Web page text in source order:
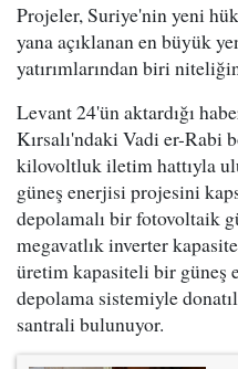
Projeler, Suriye'nin yeni
yana açıklanan en büyük
yatırımlarından biri
Levant 24'ün aktardığı
Kırsalı'ndaki Vadi er-Rabi
kilovoltluk iletim hattıyla
güneş enerjisi projesini
depolamalı bir fotovoltaik
megavatlık inverter
üretim kapasiteli bir güneş
depolama sistemiyle
santrali bulunuyor.